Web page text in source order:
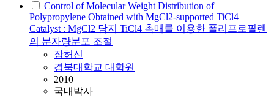
Control of Molecular Weight Distribution of
Polypropylene Obtained with MgCl2-supported TiCl4
Catalyst : MgCl2 담지 TiCl4 촉매를 이용한 폴리프로필렌
의 분자량분포 조절
장허 신
경북대학교 대학원
2010
국내박사